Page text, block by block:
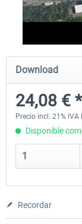
9,14
Download
24,08 € *
Precio incl. 21% IVA
Disponible
Recordar